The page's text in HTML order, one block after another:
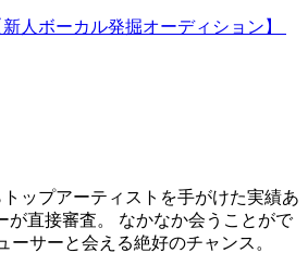
人ボーカル発掘オーディション】
ップアーティストを手がけた実績あ
が直接審査。 なかなか会うことがで
ーサーと会える絶好のチャンス。